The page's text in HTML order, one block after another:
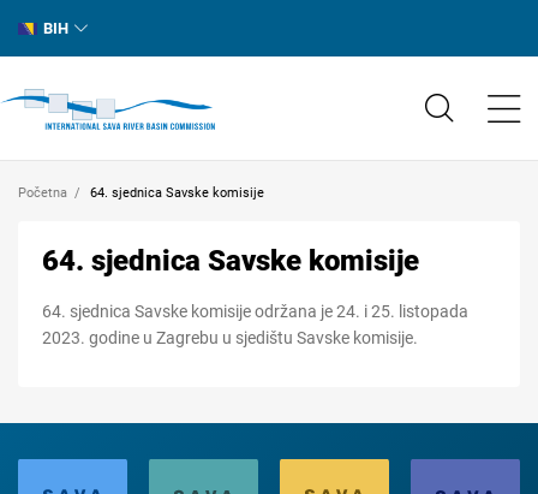
BIH
Početna 64. sjednica Savske komisije
64. sjednica Savske komisije
64. sjednica Savske komisije održana je 24. i 25. listopada
2023. godine u Zagrebu u sjedištu Savske komisije.